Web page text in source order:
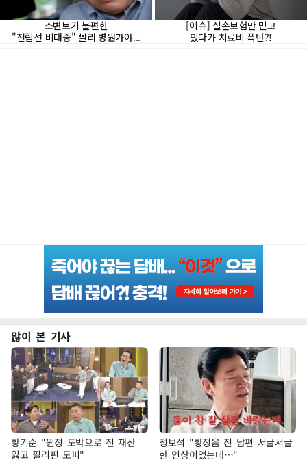
많이 본 기사
황기순 "원정 도박으로 전 재산
잃고 필리핀 도피"
정보석 "황정음 전 남편 서글서글
한 인상이었는데…"